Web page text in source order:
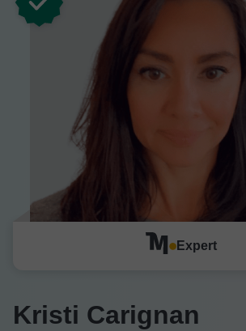
Kristi Carignan
Expert